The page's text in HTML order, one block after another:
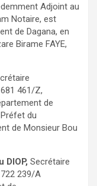
Adjoint au
Notaire, est
de Dagana, en
Birame FAYE,
461/Z,
de
du
de Monsieur Bou
DIOP, Secrétaire
239/A